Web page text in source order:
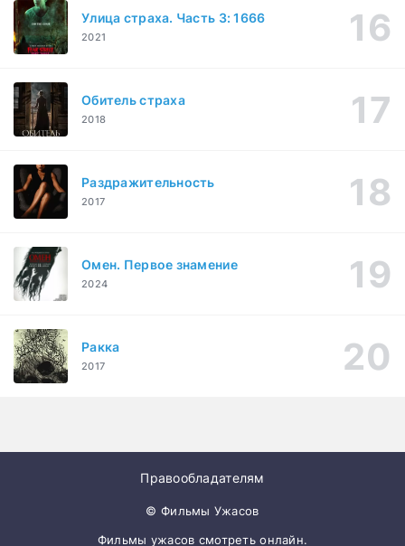
Улица страха. Часть 3: 1666
2021
Обитель страха
2018
Раздражительность
2017
Омен. Первое знамение
2024
Ракка
2017
Правообладателям
© Фильмы Ужасов
Фильмы ужасов смотреть онлайн.